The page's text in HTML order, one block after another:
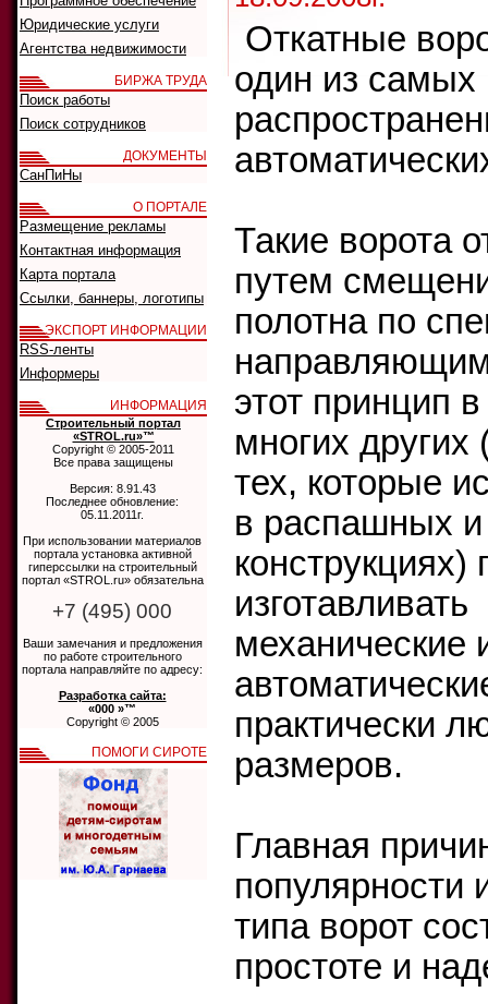
Откатные
один из самых
Такие ворота
путем
полотна по
этот принцип
многих
тех, которые
в распашных
конструкциях)
изготавливать
механические
практически
размеров.
Главная
популярности
типа ворот
простоте и
Юридические услуги
Агентства недвижимости
БИРЖА ТРУДА
Поиск работы
Поиск сотрудников
ДОКУМЕНТЫ
СанПиНы
О ПОРТАЛЕ
Размещение рекламы
Контактная информация
Карта портала
Ссылки, баннеры, логотипы
ЭКСПОРТ ИНФОРМАЦИИ
RSS-ленты
Информеры
ИНФОРМАЦИЯ
Строительный портал
«STROL.ru»™
Copyright © 2005-2011
Все права защищены
Версия: 8.91.43
Последнее обновление:
05.11.2011г.
При использовании материалов
портала установка активной
гиперссылки на строительный
портал «STROL.ru» обязательна
+7 (495) 000
Ваши замечания и предложения
по работе строительного
портала направляйте по адресу:
Разработка сайта:
«000 »™
Copyright © 2005
ПОМОГИ СИРОТЕ